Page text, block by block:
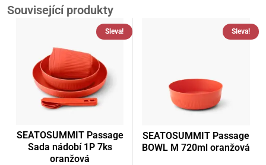
Související produkty
Sleva!
SEATOSUMMIT Passage
Sada nádobí 1P 7ks
oranžová
Sleva!
SEATOSUMMIT Passage
BOWL M 720ml oranžová